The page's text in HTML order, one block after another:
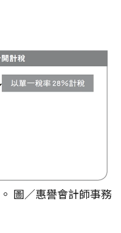
圖／惠譽會計師事務